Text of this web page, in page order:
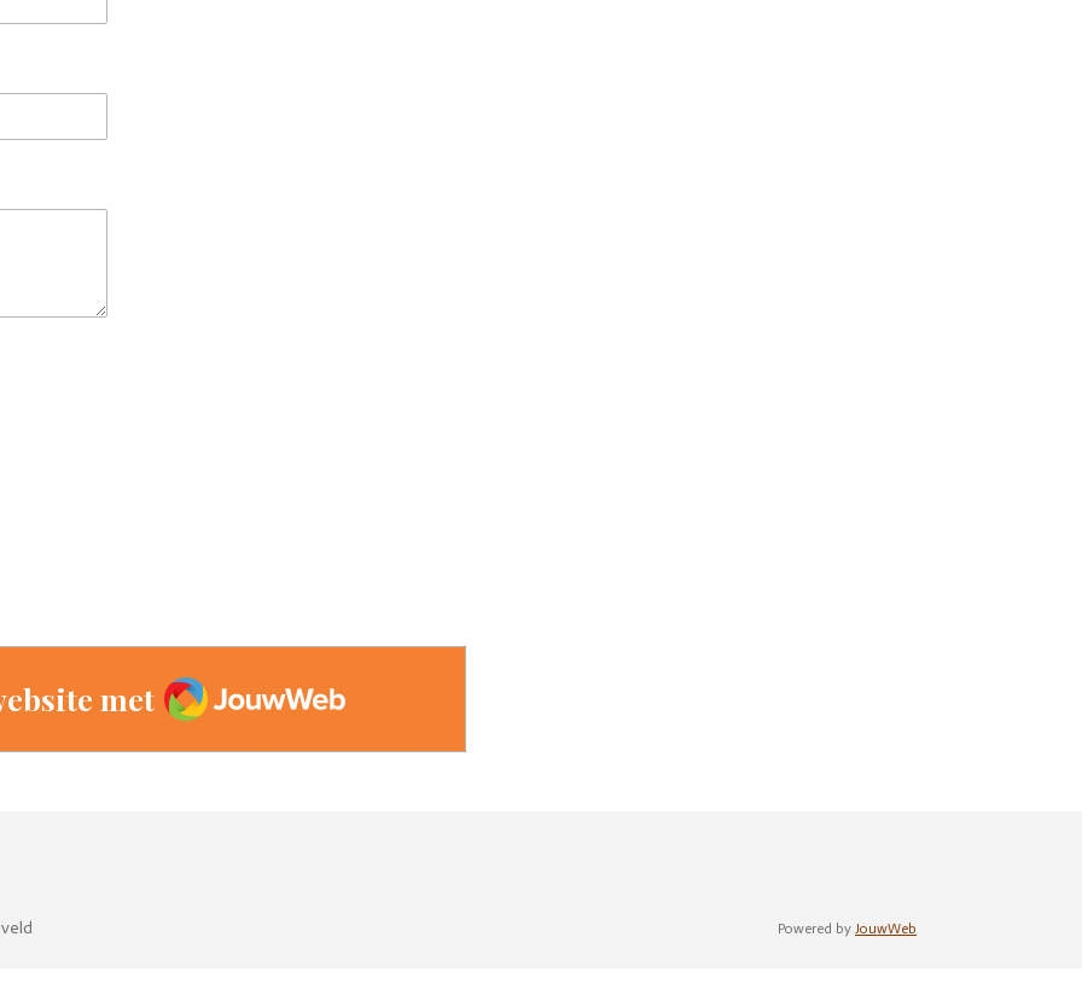
met JouwWeb
Powered by JouwWeb